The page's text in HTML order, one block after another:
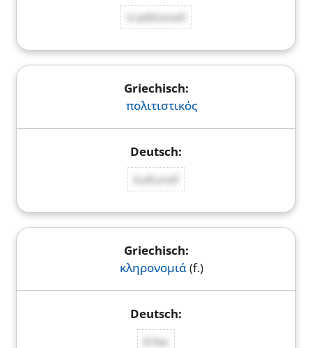
traditionell
πολιτιστικός
kulturell
κληρονομιά(f.)
Erbe